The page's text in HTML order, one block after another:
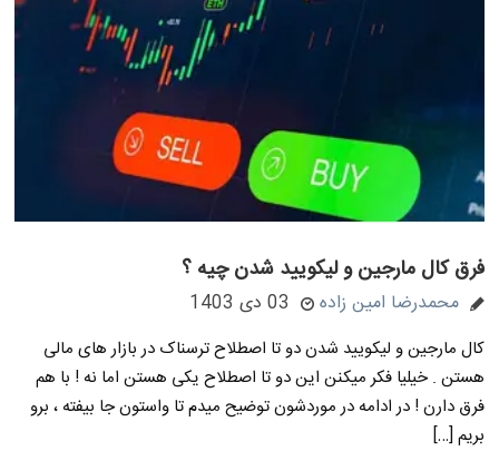
فرق کال مارجین و لیکویید شدن چیه ؟
محمدرضا امین زاده 03 دی 1403
کال مارجین و لیکویید شدن دو تا اصطلاح ترسناک در بازار های مالی
هستن . خیلیا فکر میکنن این دو تا اصطلاح یکی هستن اما نه ! با هم
فرق دارن ! در ادامه در موردشون توضیح میدم تا واستون جا بیفته ، برو
بریم […]